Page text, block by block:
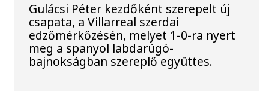
Gulácsi Péter kezdőként szerepelt új
csapata, a Villarreal szerdai
edzőmérkőzésén, melyet 1-0-ra nyert
meg a spanyol labdarúgó-
bajnokságban szereplő együttes.